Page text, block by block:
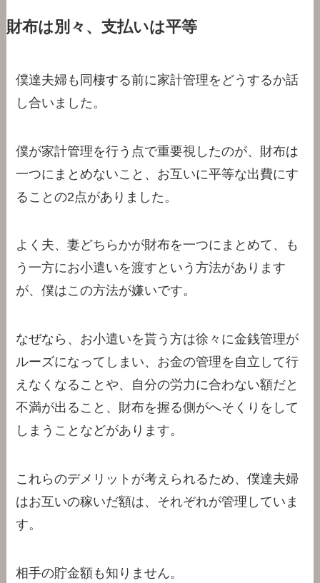
財布は別々、支払いは平等
僕達夫婦も同棲する前に家計管理をどうするか話
し合いました。
僕が家計管理を行う点で重要視したのが、財布は
一つにまとめないこと、お互いに平等な出費にす
ることの2点がありました。
よく夫、妻どちらかが財布を一つにまとめて、も
う一方にお小遣いを渡すという方法があります
が、僕はこの方法が嫌いです。
なぜなら、お小遣いを貰う方は徐々に金銭管理が
ルーズになってしまい、お金の管理を自立して行
えなくなることや、自分の労力に合わない額だと
不満が出ること、財布を握る側がへそくりをして
しまうことなどがあります。
これらのデメリットが考えられるため、僕達夫婦
はお互いの稼いだ額は、それぞれが管理していま
す。
相手の貯金額も知りません。